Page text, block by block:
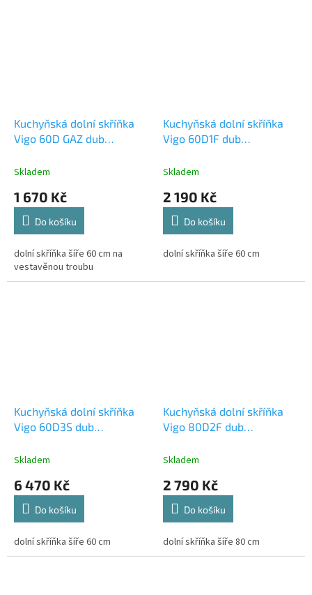
Kuchyňská dolní skříňka
Vigo 60D GAZ dub
Skladem
1 670 Kč
Do košíku
dolní skříňka šíře 60 cm na
vestavěnou troubu
Kuchyňská dolní skříňka
Vigo 60D1F dub
Skladem
2 190 Kč
Do košíku
dolní skříňka šíře 60 cm
Kuchyňská dolní skříňka
Vigo 60D3S dub
Skladem
6 470 Kč
Do košíku
dolní skříňka šíře 60 cm
Kuchyňská dolní skříňka
Vigo 80D2F dub
Skladem
2 790 Kč
Do košíku
dolní skříňka šíře 80 cm